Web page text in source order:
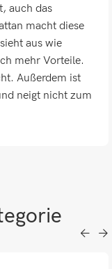
auch das
macht diese
aus wie
mehr Vorteile.
Außerdem ist
neigt nicht zum